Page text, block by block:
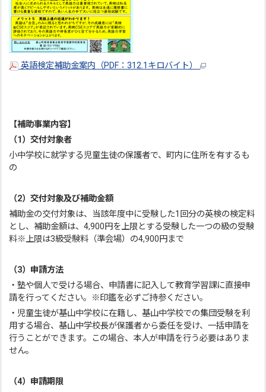
英語検定補助金案内（PDF：312.1キロバイト）
【補助事業内容】
（1）交付対象者
小中学校に就学する児童生徒の保護者で、町内に住所を有するも
の
（2）交付対象及び補助金額
補助金の交付対象は、当該年度中に受験した1回分の英検の検定料
とし、補助金額は、4,900円を上限とする受験した一つの級の受験
料※上限は3級受験料（準会場）の4,900円まで
（3）申請方法
・塾や個人で受ける場合、申請書に記入して教育学習課に直接申
請を行ってください。※印鑑を必ずご持参ください。
・児童生徒が基山中学校に在籍し、基山中学校での集団受験を利
用する場合、基山中学校長が保護者から委任を受け、一括申請を
行うことができます。この場合、本人が申請を行う必要はありま
せん。
（4）申請期限